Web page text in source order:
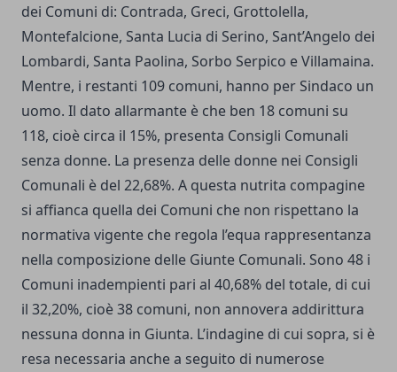
dei Comuni di: Contrada, Greci, Grottolella,
Montefalcione, Santa Lucia di Serino, Sant’Angelo dei
Lombardi, Santa Paolina, Sorbo Serpico e Villamaina.
Mentre, i restanti 109 comuni, hanno per Sindaco un
uomo. Il dato allarmante è che ben 18 comuni su
118, cioè circa il 15%, presenta Consigli Comunali
senza donne. La presenza delle donne nei Consigli
Comunali è del 22,68%. A questa nutrita compagine
si affianca quella dei Comuni che non rispettano la
normativa vigente che regola l’equa rappresentanza
nella composizione delle Giunte Comunali. Sono 48 i
Comuni inadempienti pari al 40,68% del totale, di cui
il 32,20%, cioè 38 comuni, non annovera addirittura
nessuna donna in Giunta. L’indagine di cui sopra, si è
resa necessaria anche a seguito di numerose